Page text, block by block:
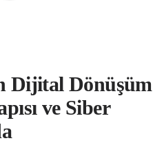
Dijital Dönüşüm
ve Siber